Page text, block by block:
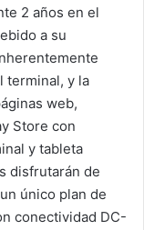
2 años en el
a su
terminal, y la
web,
Store con
y tableta
disfrutarán de
único plan de
conectividad DC-